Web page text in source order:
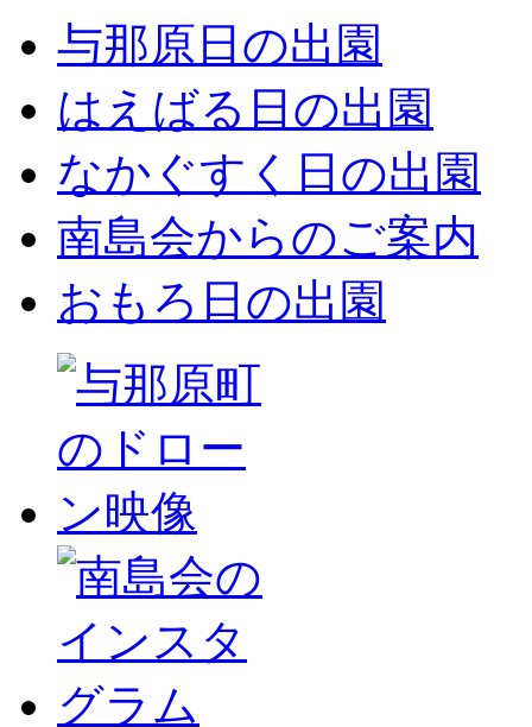
与那原日の出園
はえばる日の出園
なかぐすく日の出園
南島会からのご案内
おもろ日の出園